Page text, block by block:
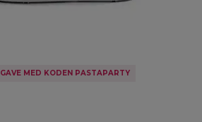
GAVE MED KODEN PASTAPARTY